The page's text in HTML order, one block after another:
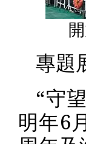
專題
“守
明年6